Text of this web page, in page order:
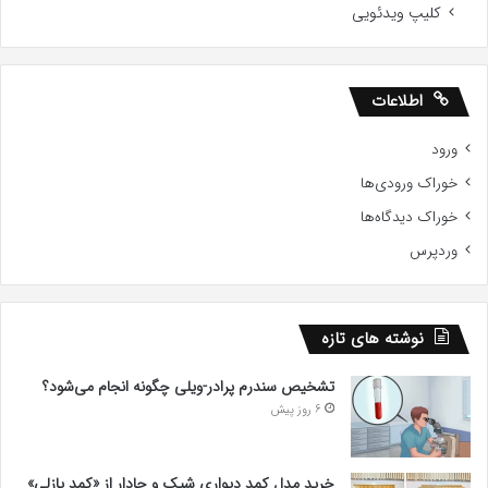
کلیپ ویدئویی
اطلاعات
ورود
خوراک ورودی‌ها
خوراک دیدگاه‌ها
وردپرس
نوشته های تازه
تشخیص سندرم پرادر-ویلی چگونه انجام می‌شود؟
6 روز پیش